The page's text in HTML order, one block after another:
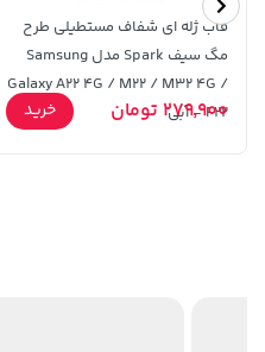
56,680,000 تومان خرید
قاب ژله ای شفاف مستطیلی طرح
مگ سیف Spark مدل Samsung
Galaxy A22 4G / M22 / M32 4G /
F22 - آبی
279,900 تومان خرید